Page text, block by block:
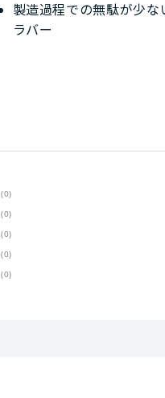
製造過程での無駄が少
ラバー
(0)
(0)
(0)
(0)
(0)